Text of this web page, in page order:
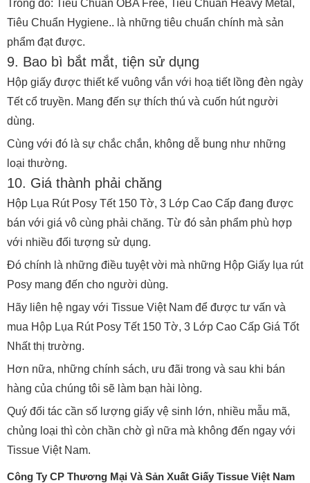
Trong đó: Tiêu Chuẩn OBA Free, Tiêu Chuẩn Heavy Metal,
Tiêu Chuẩn Hygiene.. là những tiêu chuẩn chính mà sản
phẩm đạt được.
9. Bao bì bắt mắt, tiện sử dụng
Hộp giấy được thiết kế vuông vắn với hoạ tiết lồng đèn ngày
Tết cổ truyền. Mang đến sự thích thú và cuốn hút người
dùng.
Cùng với đó là sự chắc chắn, không dễ bung như những
loại thường.
10. Giá thành phải chăng
Hộp Lụa Rút Posy Tết 150 Tờ, 3 Lớp Cao Cấp đang được
bán với giá vô cùng phải chăng. Từ đó sản phẩm phù hợp
với nhiều đối tượng sử dụng.
Đó chính là những điều tuyệt vời mà những Hộp Giấy lụa rút
Posy mang đến cho người dùng.
Hãy liên hệ ngay với Tissue Việt Nam để được tư vấn và
mua Hộp Lụa Rút Posy Tết 150 Tờ, 3 Lớp Cao Cấp Giá Tốt
Nhất thị trường.
Hơn nữa, những chính sách, ưu đãi trong và sau khi bán
hàng của chúng tôi sẽ làm bạn hài lòng.
Quý đối tác cần số lượng giấy vệ sinh lớn, nhiều mẫu mã,
chủng loại thì còn chần chờ gì nữa mà không đến ngay với
Tissue Việt Nam.
Công Ty CP Thương Mại Và Sản Xuất Giấy Tissue Việt Nam